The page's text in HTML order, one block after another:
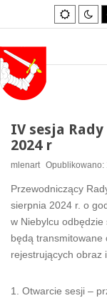
Default
mode
IV sesja
2024 r
mlenart Opublikowano:
Przewodniczący
sierpnia 2024 r. o
w Niebylcu
będą transmitowane
rejestrujących obraz
1. Otwarcie sesji –